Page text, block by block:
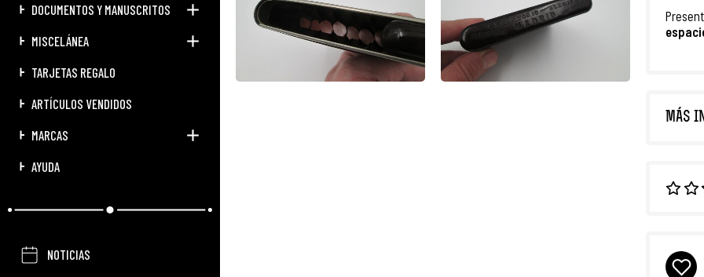
DOCUMENTOS Y MANUSCRITOS
MISCELÁNEA
TARJETAS REGALO
ARTÍCULOS VENDIDOS
MARCAS
AYUDA
NOTICIAS
MÁS